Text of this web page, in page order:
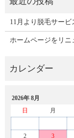
11月より脱毛サー
ホームページをリニ
2026年 8月
日
月
2
3